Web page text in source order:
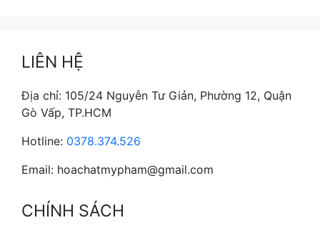
LIÊN HỆ
Địa chỉ: 105/24 Nguyễn Tư Giản, Phường 12, Quận
Gò Vấp, TP.HCM
Hotline: 0378.374.526
Email: hoachatmypham@gmail.com
CHÍNH SÁCH